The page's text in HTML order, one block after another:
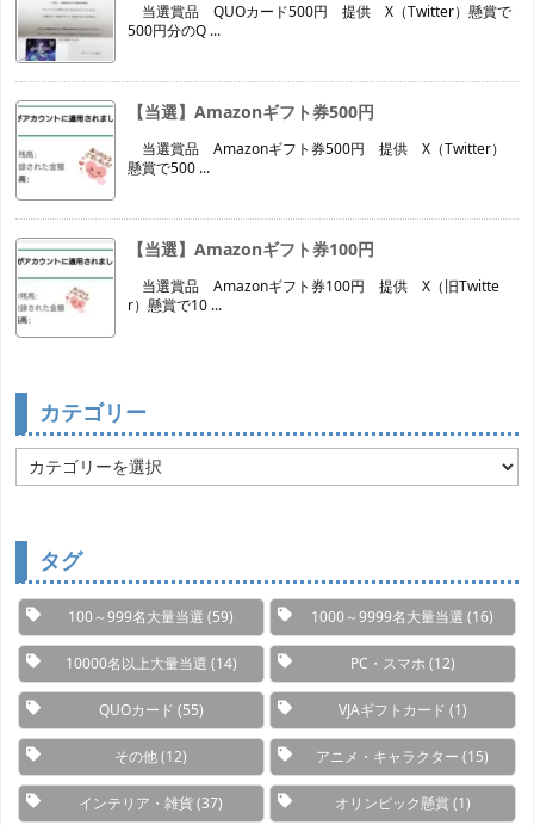
当選賞品 QUOカード500円 提供 X（Twitter）懸賞で
500円分のQ ...
【当選】Amazonギフト券500円
当選賞品 Amazonギフト券500円 提供 X（Twitter）
懸賞で500 ...
【当選】Amazonギフト券100円
当選賞品 Amazonギフト券100円 提供 X（旧Twitte
r）懸賞で10 ...
カテゴリー
カ
テ
タグ
100～999名大量当選 (59) 1000～9999名大量当選 (16)
10000名以上大量当選 (14) PC・スマホ (12)
QUOカード (55) VJAギフトカード (1)
その他(12) アニメ・キャラクター (15)
インテリア・雑貨(37) オリンピック懸賞(1)